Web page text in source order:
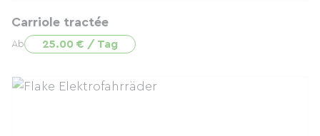
Carriole tractée
Ab 25.00 € / Tag